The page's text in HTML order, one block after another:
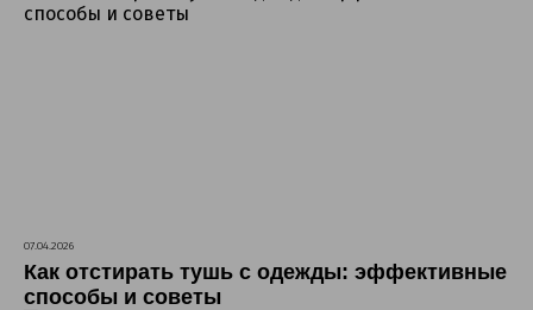
07.04.2026
Как отстирать тушь с одежды: эффективные
способы и советы